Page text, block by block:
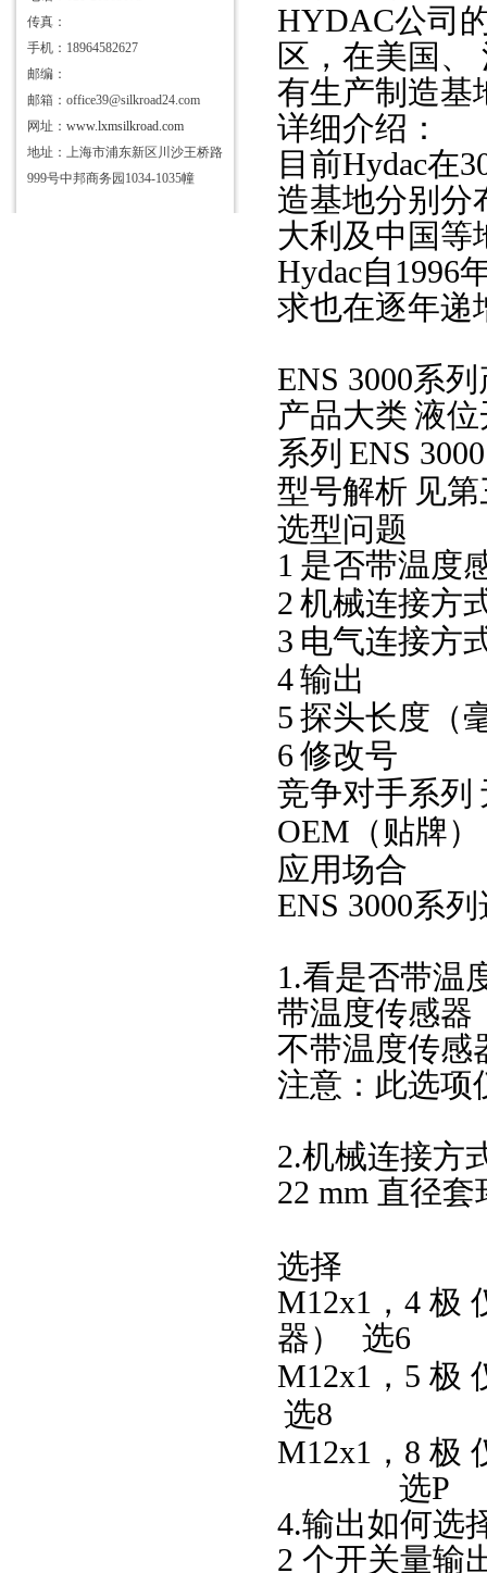
传真：
手机：18964582627
邮编：
邮箱：office39@silkroad24.com
网址： www.lxmsilkroad.com
地址：上海市浦东新区川沙王桥路
999号中邦商务园1034-1035幢
HYDAC公司
区，在美国
有生产制造基
详细介绍：
目前Hydac在
造基地分别分
大利及中国等
Hydac自1996
求也在逐年递
ENS 3000系
产品大类 液位
系列 ENS 3000
型号解析 见
选型问题
1 是否带温度
2 机械连接方
3 电气连接方
4输出
5 探头长度（
6 修改号
竞争对手系列
OEM（贴牌）
应用场合
ENS 3000系
1.看是否带温
带温度传感器
不带温度传感
注意：此选项
2.机械连接方
22 mm 直径
选择
M12x1，4 极
器）
选6
M12x1，5 极
选8
M12x1，8 极
选P
4.输出如何选
2 个开关量输